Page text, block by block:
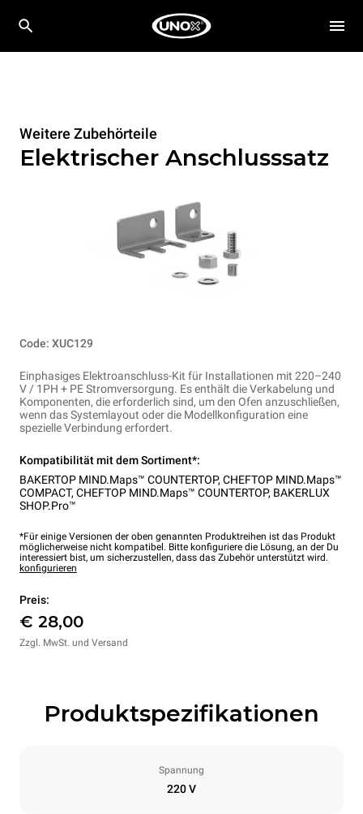
Weitere Zubehörteile
Elektrischer Anschlusssatz
Code: XUC129
Einphasiges Elektroanschluss-Kit für Installationen mit 220–240
V / 1PH + PE Stromversorgung. Es enthält die Verkabelung und
Komponenten, die erforderlich sind, um den Ofen anzuschließen,
wenn das Systemlayout oder die Modellkonfiguration eine
spezielle Verbindung erfordert.
Kompatibilität mit dem Sortiment*:
BAKERTOP MIND.Maps™ COUNTERTOP, CHEFTOP MIND.Maps™
COMPACT, CHEFTOP MIND.Maps™ COUNTERTOP, BAKERLUX
SHOP.Pro™
*Für einige Versionen der oben genannten Produktreihen ist das Produkt
möglicherweise nicht kompatibel. Bitte konfiguriere die Lösung, an der Du
interessiert bist, um sicherzustellen, dass das Zubehör unterstützt wird.
konfigurieren
Preis:
€ 28,00
Zzgl. MwSt. und Versand
Produktspezifikationen
Spannung
220 V